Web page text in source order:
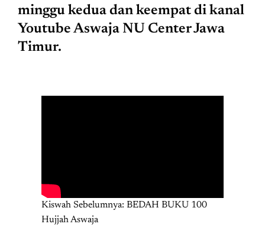
minggu kedua dan keempat di kanal
Youtube Aswaja NU Center Jawa
Timur.
Kiswah Sebelumnya: BEDAH BUKU 100
Hujjah Aswaja